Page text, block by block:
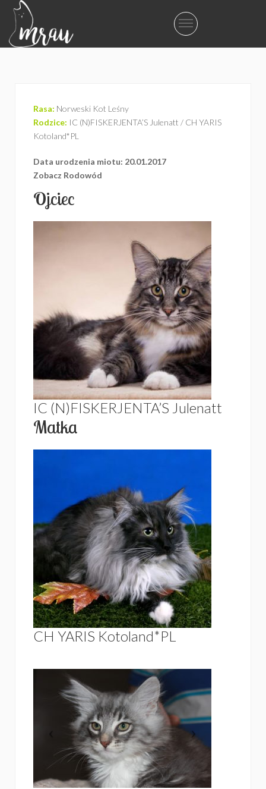
Rasa: Norweski Kot Leśny
Rodzice: IC (N)FISKERJENTA’S Julenatt / CH YARIS
Kotoland*PL
Data urodzenia miotu: 20.01.2017
Zobacz Rodowód
Ojciec
IC (N)FISKERJENTA’S Julenatt
Matka
CH YARIS Kotoland*PL